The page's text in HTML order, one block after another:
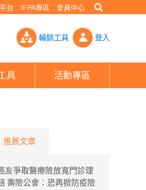
台 IFPA專區 會員中心
- PHEW!好險網
輔銷工具 登入
具 活動專區
推薦文章
友爭取醫療險放寬門診理
壽險公會：恐再掀防疫險